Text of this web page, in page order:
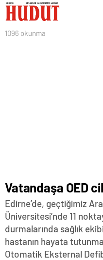
1096 okunma
Vatandaşa OED
Edirne’de, geçtiğimiz
Üniversitesi’nde 11
durmalarında sağlık
hastanın hayata
Otomatik Eksternal